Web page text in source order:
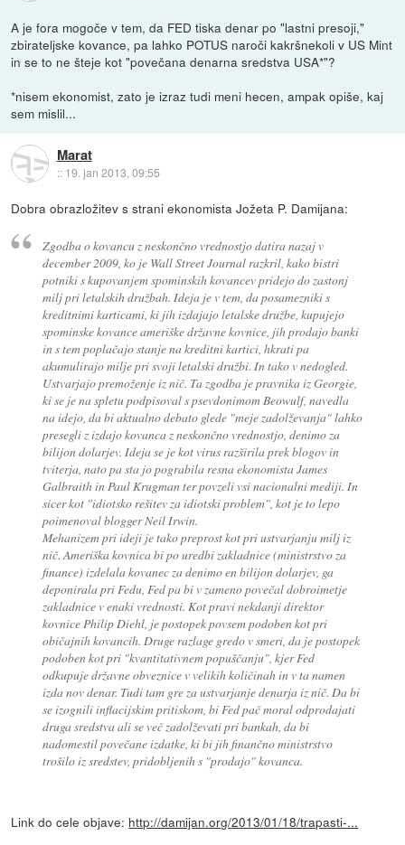
A je fora mogoče v tem, da FED tiska denar po "lastni presoji,"
zbirateljske kovance, pa lahko POTUS naroči kakršnekoli v US Mint
in se to ne šteje kot "povečana denarna sredstva USA*"?
*nisem ekonomist, zato je izraz tudi meni hecen, ampak opiše, kaj
sem mislil...
Marat
:: 19. jan 2013, 09:55
Dobra obrazložitev s strani ekonomista Jožeta P. Damijana:
Zgodba o kovancu z neskončno vrednostjo datira nazaj v
december 2009, ko je Wall Street Journal razkril, kako bistri
potniki s kupovanjem spominskih kovancev pridejo do zastonj
milj pri letalskih družbah. Ideja je v tem, da posamezniki s
kreditnimi karticami, ki jih izdajajo letalske družbe, kupujejo
spominske kovance ameriške državne kovnice, jih prodajo banki
in s tem poplačajo stanje na kreditni kartici, hkrati pa
akumulirajo milje pri svoji letalski družbi. In tako v nedogled.
Ustvarjajo premoženje iz nič. Ta zgodba je pravnika iz Georgie,
ki se je na spletu podpisoval s psevdonimom Beowulf, navedla
na idejo, da bi aktualno debato glede "meje zadolževanja" lahko
presegli z izdajo kovanca z neskončno vrednostjo, denimo za
bilijon dolarjev. Ideja se je kot virus razširila prek blogov in
tviterja, nato pa sta jo pograbila resna ekonomista James
Galbraith in Paul Krugman ter povzeli vsi nacionalni mediji. In
sicer kot "idiotsko rešitev za idiotski problem", kot je to lepo
poimenoval blogger Neil Irwin.
Mehanizem pri ideji je tako preprost kot pri ustvarjanju milj iz
nič. Ameriška kovnica bi po uredbi zakladnice (ministrstvo za
finance) izdelala kovanec za denimo en bilijon dolarjev, ga
deponirala pri Fedu, Fed pa bi v zameno povečal dobroimetje
zakladnice v enaki vrednosti. Kot pravi nekdanji direktor
kovnice Philip Diehl, je postopek povsem podoben kot pri
običajnih kovancih. Druge razlage gredo v smeri, da je postopek
podoben kot pri "kvantitativnem popuščanju", kjer Fed
odkupuje državne obveznice v velikih količinah in v ta namen
izda nov denar. Tudi tam gre za ustvarjanje denarja iz nič. Da bi
se izognili inflacijskim pritiskom, bi Fed pač moral odprodajati
druga sredstva ali se več zadolževati pri bankah, da bi
nadomestil povečane izdatke, ki bi jih finančno ministrstvo
trošilo iz sredstev, pridobljenih s "prodajo" kovanca.
Link do cele objave: http://damijan.org/2013/01/18/trapasti-...